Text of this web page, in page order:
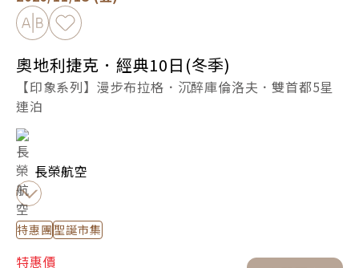
加入比較加入最愛
奧地利捷克．經典10日(冬季)
【印象系列】漫步布拉格．沉醉庫倫洛夫．雙首都5星
連泊
長榮航空
特惠團聖誕市集
特惠價